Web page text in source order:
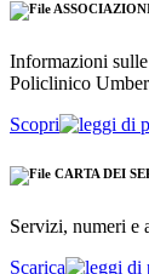
Informazioni
Policlinico
Scopri
CARTA DEI
Servizi, numeri e
Scarica